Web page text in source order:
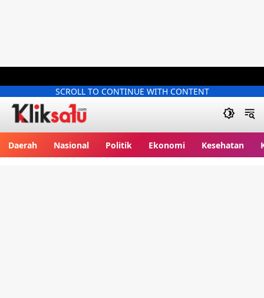
SCROLL TO CONTINUE WITH CONTENT
Daerah Nasional Politik Ekonomi Kesehatan